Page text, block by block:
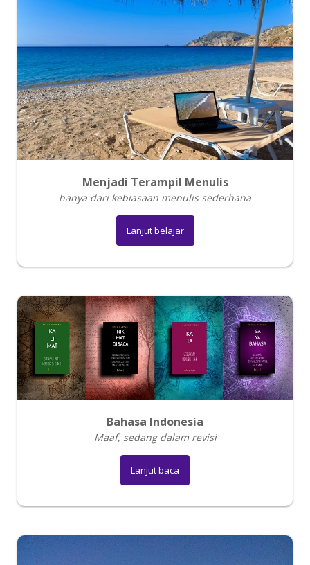
Menjadi Terampil Menulis
hanya dari kebiasaan menulis sederhana
Lanjut belajar
Bahasa Indonesia
Maaf, sedang dalam revisi
Lanjut baca